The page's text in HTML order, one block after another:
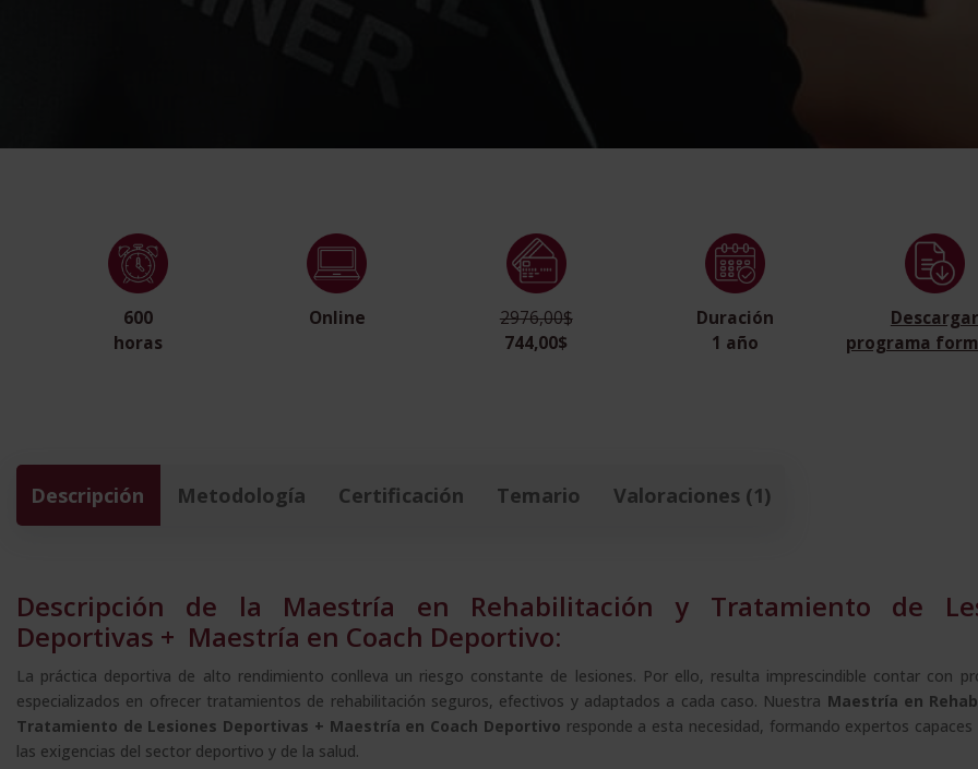
600
horas
Online
2976,00$
744,00$
Duración
1 año
Descargar
programa
Descripción Metodología Certificación Temario Valoraciones (1)
Descripción de la Maestría en Rehabilitación y Tratamiento de
Deportivas + Maestría en Coach Deportivo:
La práctica deportiva de alto rendimiento conlleva un riesgo constante de lesiones. Por ello, resulta imprescindible contar con
especializados en ofrecer tratamientos de rehabilitación seguros, efectivos y adaptados a cada caso. Nuestra Maestría en
Tratamiento de Lesiones Deportivas + Maestría en Coach Deportivo responde a esta necesidad, formando expertos
las exigencias del sector deportivo y de la salud.